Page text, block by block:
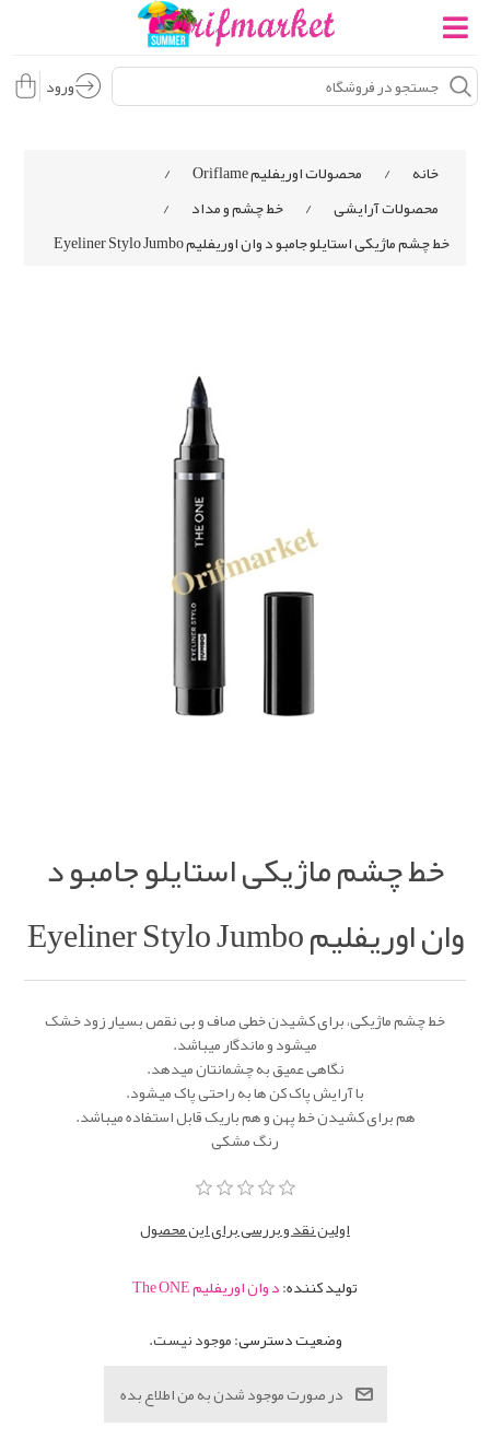
ورود
خانه / محصولات اوریفلیم Oriflame
/
محصولات آرایشی
/ خط چشم و مداد
/
خط چشم ماژیکی استایلو جامبو د وان اوریفلیم Eyeliner Stylo Jumbo
خط چشم ماژیکی استایلو جامبو د
وان اوریفلیم Eyeliner Stylo Jumbo
خط چشم ماژیکی، برای کشیدن خطی صاف و بی نقص بسیار زود خشک
میشود و ماندگار میباشد.
نگاهی عمیق به چشمانتان میدهد.
با آرایش پاک کن ها به راحتی پاک میشود.
هم برای کشیدن خط پهن و هم باریک قابل استفاده میباشد.
رنگ مشکی
اولین نقد و بررسی برای این محصول
تولید کننده:د وان اوریفلیم The ONE
وضعیت دسترسی:موجود نیست.